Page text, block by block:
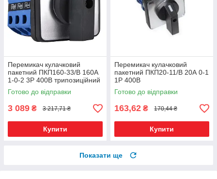
Перемикач кулачковий
пакетний ПКП160-33/В 160А
1-0-2 3Р 400B трипозиційний
Готово до відправки
3 089 ₴ 3 217,71 ₴
Купити
Перемикач кулачковий
пакетний ПКП20-11/В 20А 0-1
1Р 400B
Готово до відправки
163,62 ₴ 170,44 ₴
Купити
Показати ще